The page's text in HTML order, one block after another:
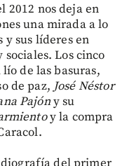
2012 nos deja en
una mirada a lo
y sus líderes en
Los cinco
de las basuras,
de paz, José Néstor
Pajóny su
y la compra
del primer